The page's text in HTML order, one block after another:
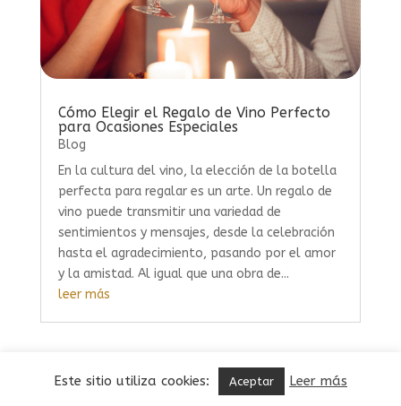
Cómo Elegir el Regalo de Vino Perfecto
para Ocasiones Especiales
Blog
En la cultura del vino, la elección de la botella
perfecta para regalar es un arte. Un regalo de
vino puede transmitir una variedad de
sentimientos y mensajes, desde la celebración
hasta el agradecimiento, pasando por el amor
y la amistad. Al igual que una obra de...
leer más
Este sitio utiliza cookies: Aceptar Leer más